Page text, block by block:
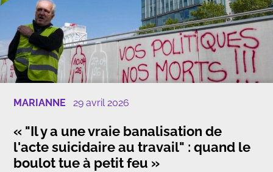
Ressources
Contact
MARIANNE 29 avril 2026
« "Il y a une vraie banalisation de
l'acte suicidaire au travail" : quand le
boulot tue à petit feu »